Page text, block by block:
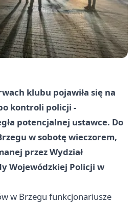
klubu pojawiła się na
kontroli policji -
potencjalnej ustawce. Do
w sobotę wieczorem,
przez Wydział
Wojewódzkiej Policji w
w Brzegu funkcjonariusze